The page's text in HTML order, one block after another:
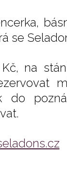
se
na
do